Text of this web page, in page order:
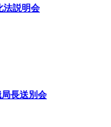
法説明会
長送別会